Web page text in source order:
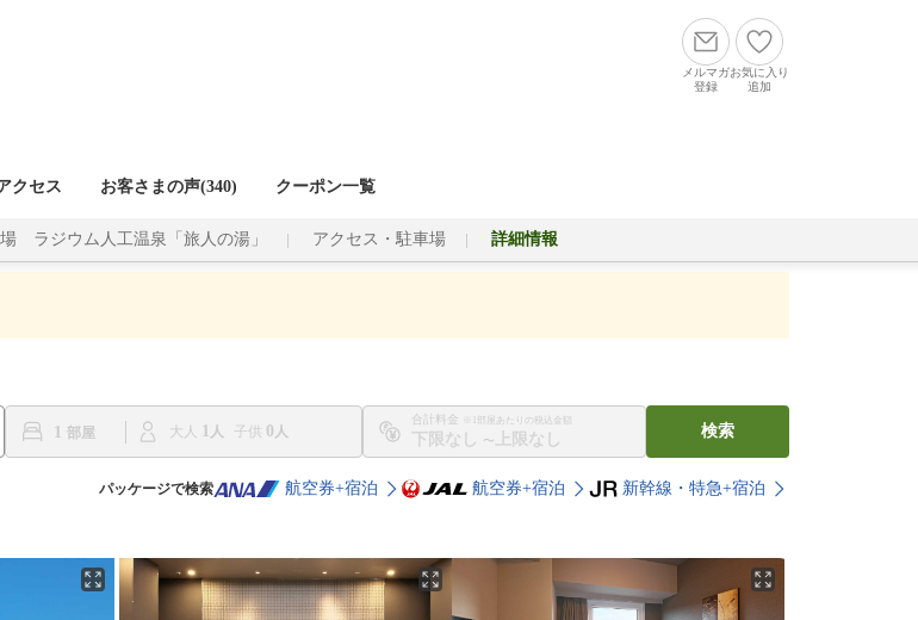
メルマガ
登録
お気に入り
追加
クセス お客さまの声(340) クーポン一覧
ラジウム人工温泉「旅人の湯」 アクセス・駐車場 詳細情報
1 大人 1 子供 0
合計料金 ※1部屋あたりの税込金額
〜
検索
パッケージで検索 航空券+宿泊 航空券+宿泊 新幹線・特急+宿泊